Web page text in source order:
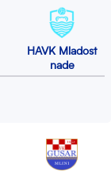
HAVK Mladost
nade